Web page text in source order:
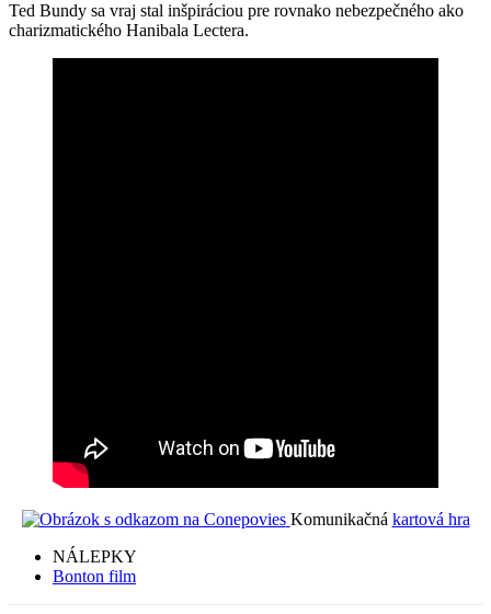
Ted Bundy sa vraj stal inšpiráciou pre rovnako nebezpečného ako
charizmatického Hanibala Lectera.
Komunikačná kartová hra
NÁLEPKY
Bonton film